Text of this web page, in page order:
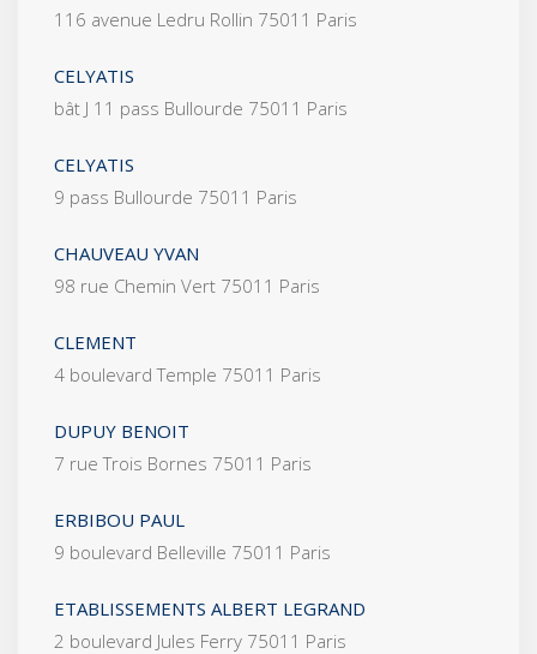
116 avenue Ledru Rollin 75011 Paris
CELYATIS
bât J 11 pass Bullourde 75011 Paris
CELYATIS
9 pass Bullourde 75011 Paris
CHAUVEAU YVAN
98 rue Chemin Vert 75011 Paris
CLEMENT
4 boulevard Temple 75011 Paris
DUPUY BENOIT
7 rue Trois Bornes 75011 Paris
ERBIBOU PAUL
9 boulevard Belleville 75011 Paris
ETABLISSEMENTS ALBERT LEGRAND
2 boulevard Jules Ferry 75011 Paris